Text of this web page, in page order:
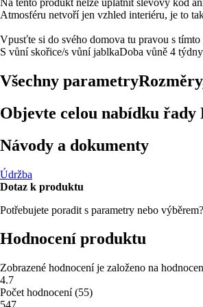
Atmosféru netvoří jen vzhled interiéru, je to
Vpusťte si do svého domova tu pravou s
S vůní skořice/s vůní jablkaDoba vůně 4 týdny
Všechny parametry
Objevte celou nabídku řady
Návody a dokumenty
Údržba
Dotaz k produktu
Potřebujete poradit s parametry nebo výběrem?
Hodnocení produktu
Zobrazené hodnocení je založeno na
4.7
Počet hodnocení(55)